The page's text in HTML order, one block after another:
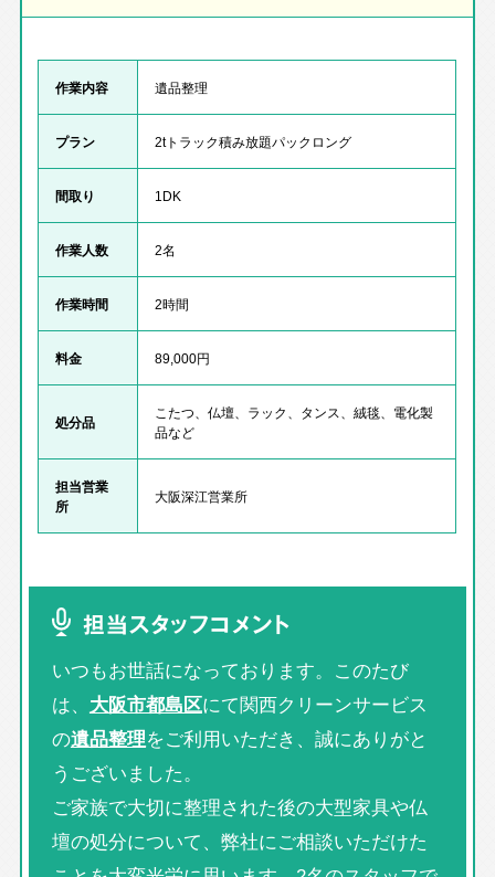
作業内容 遺品整理
プラン 2tトラック積み放題パックロング
間取り 1DK
作業人数 2名
作業時間 2時間
料金 89,000円
処分品
こたつ、仏壇、ラック、タンス、絨毯、電化製
品など
担当営業
所
大阪深江営業所
担当スタッフコメント
いつもお世話になっております。このたび
は、 大阪市都島区にて関西クリーンサービス
の遺品整理をご利用いただき、誠にありがと
うございました。
ご家族で大切に整理された後の大型家具や仏
壇の処分について、弊社にご相談いただけた